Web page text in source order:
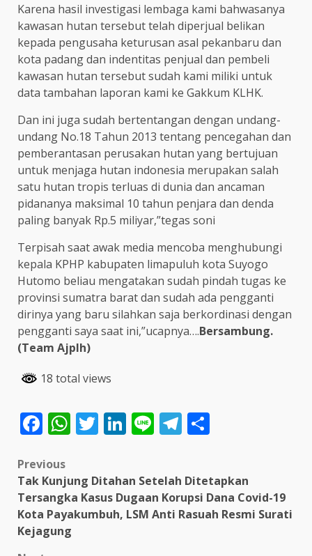
Karena hasil investigasi lembaga kami bahwasanya
kawasan hutan tersebut telah diperjual belikan
kepada pengusaha keturusan asal pekanbaru dan
kota padang dan indentitas penjual dan pembeli
kawasan hutan tersebut sudah kami miliki untuk
data tambahan laporan kami ke Gakkum KLHK.
Dan ini juga sudah bertentangan dengan undang-
undang No.18 Tahun 2013 tentang pencegahan dan
pemberantasan perusakan hutan yang bertujuan
untuk menjaga hutan indonesia merupakan salah
satu hutan tropis terluas di dunia dan ancaman
pidananya maksimal 10 tahun penjara dan denda
paling banyak Rp.5 miliyar,”tegas soni
Terpisah saat awak media mencoba menghubungi
kepala KPHP kabupaten limapuluh kota Suyogo
Hutomo beliau mengatakan sudah pindah tugas ke
provinsi sumatra barat dan sudah ada pengganti
dirinya yang baru silahkan saja berkordinasi dengan
pengganti saya saat ini,”ucapnya….Bersambung.
(Team Ajplh)
18 total views
Facebook
WhatsApp
Twitter
LinkedIn
LineTelegram
Post
navigation
Previous
Tak Kunjung Ditahan Setelah Ditetapkan
Tersangka Kasus Dugaan Korupsi Dana Covid-19
Kota Payakumbuh, LSM Anti Rasuah Resmi Surati
Kejagung